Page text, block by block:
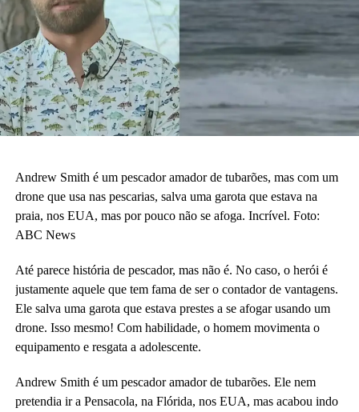
Andrew Smith é um pescador amador de tubarões, mas com um
drone que usa nas pescarias, salva uma garota que estava na
praia, nos EUA, mas por pouco não se afoga. Incrível. Foto:
ABC News
Até parece história de pescador, mas não é. No caso, o herói é
justamente aquele que tem fama de ser o contador de vantagens.
Ele salva uma garota que estava prestes a se afogar usando um
drone. Isso mesmo! Com habilidade, o homem movimenta o
equipamento e resgata a adolescente.
Andrew Smith é um pescador amador de tubarões. Ele nem
pretendia ir a Pensacola, na Flórida, nos EUA, mas acabou indo